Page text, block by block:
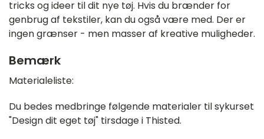
tricks og ideer til dit nye tøj. Hvis du brænder for
genbrug af tekstiler, kan du også være med. Der er
ingen grænser - men masser af kreative muligheder.
Bemærk
Materialeliste:
Du bedes medbringe følgende materialer til sykurset
"Design dit eget tøj" tirsdage i Thisted.